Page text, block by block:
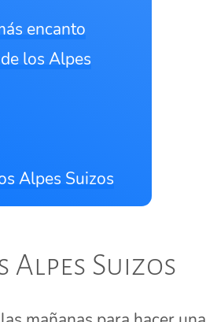
encanto
los Alpes
Alpes Suizos
Alpes Suizos